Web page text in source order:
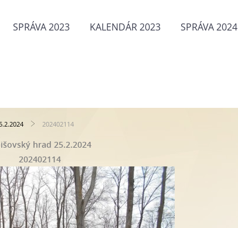
SPRÁVA 2023 KALENDÁR 2023 SPRÁVA 2024
202402114
hrad 25.2.2024
202402114